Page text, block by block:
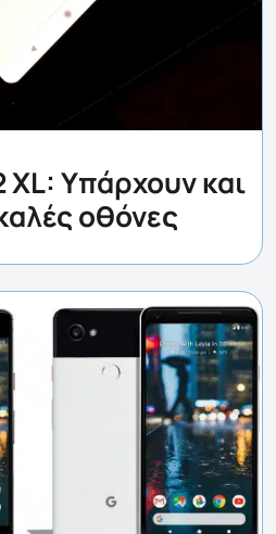
Υπάρχουν και
οθόνες